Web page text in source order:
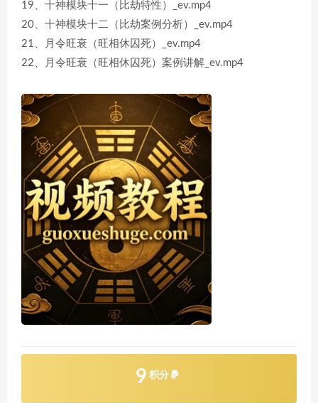
19、十神模块十一（比劫特性）_ev.mp4
20、十神模块十二（比劫案例分析）_ev.mp4
21、月令旺衰（旺相休囚死）_ev.mp4
22、月令旺衰（旺相休囚死）案例讲解_ev.mp4
9 积分